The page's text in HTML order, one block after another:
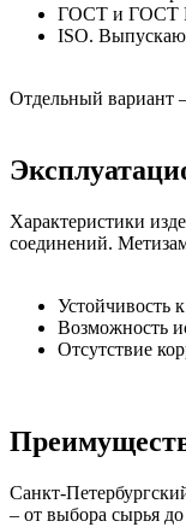
ГОСТ и ГОСТ Р.
ISO.
Отдельный вариант
Характеристики
соединений.
Устойчивость
Возможность
Отсутствие
Санкт-
– от выбора сырья